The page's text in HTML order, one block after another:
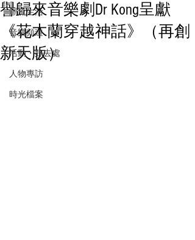
潮流生活
音樂頻道
活動・好去處
人物專訪
時光檔案
譽歸來音樂劇Dr Kong呈獻
《花木蘭穿越神話》（再創
新天版）